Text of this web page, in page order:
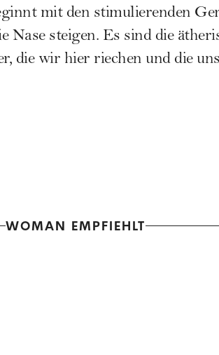
mit den stimulierenden
Nase steigen. Es sind die
die wir hier riechen und die
WOMAN EMPFIEHLT